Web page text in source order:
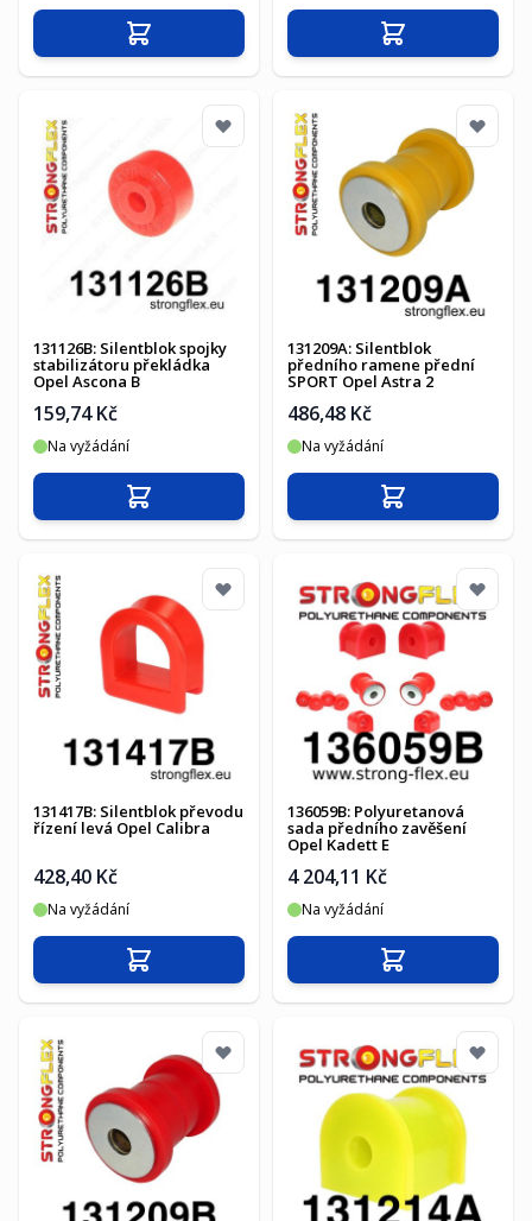
Přidat do košíku Přidat do košíku
131126B: Silentblok spojky
stabilizátoru překládka
Opel Ascona B
159,74 Kč
Na vyžádání
Přidat do košíku
131209A: Silentblok
předního ramene přední
SPORT Opel Astra 2
486,48 Kč
Na vyžádání
Přidat do košíku
131417B: Silentblok převodu
řízení levá Opel Calibra
428,40 Kč
Na vyžádání
Přidat do košíku
136059B: Polyuretanová
sada předního zavěšení
Opel Kadett E
4 204,11 Kč
Na vyžádání
Přidat do košíku